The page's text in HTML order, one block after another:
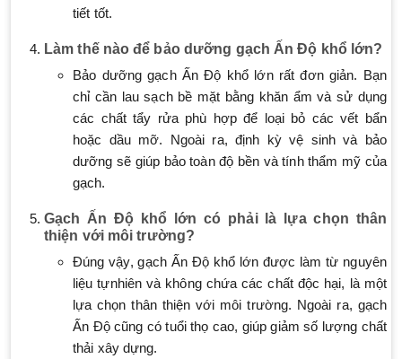
tiết tốt.
Làm thế nào để bảo dưỡng gạch Ấn Độ khổ lớn?
Bảo dưỡng gạch Ấn Độ khổ lớn rất đơn giản. Bạn
chỉ cần lau sạch bề mặt bằng khăn ẩm và sử dụng
các chất tẩy rửa phù hợp để loại bỏ các vết bẩn
hoặc dầu mỡ. Ngoài ra, định kỳ vệ sinh và bảo
dưỡng sẽ giúp bảo toàn độ bền và tính thẩm mỹ của
gạch.
Gạch Ấn Độ khổ lớn có phải là lựa chọn thân
thiện với môi trường?
Đúng vậy, gạch Ấn Độ khổ lớn được làm từ nguyên
liệu tựnhiên và không chứa các chất độc hại, là một
lựa chọn thân thiện với môi trường. Ngoài ra, gạch
Ấn Độ cũng có tuổi thọ cao, giúp giảm số lượng chất
thải xây dựng.